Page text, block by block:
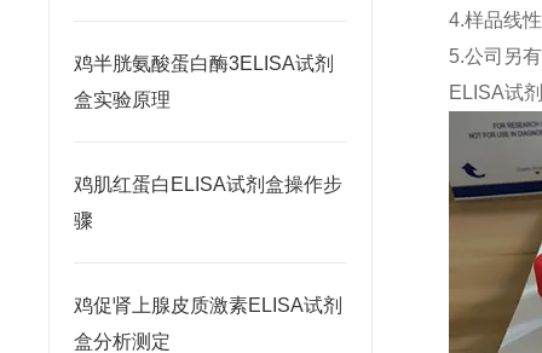
鸡半胱氨酸蛋白酶3ELISA试剂
盒实验原理
鸡肌红蛋白ELISA试剂盒操作步
骤
鸡促肾上腺皮质激素ELISA试剂
盒分析测定
4.样品线
5.公司另
ELISA试